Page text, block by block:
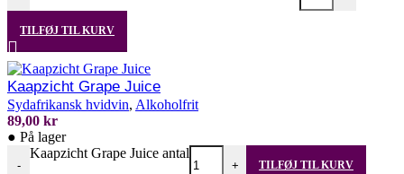
TILFØJ TIL KURV
Tilføj til favoritliste
Kaapzicht Grape Juice
Sydafrikansk hvidvin, Alkoholfrit
89,00 kr
● På lager
-
Kaapzicht Grape Juice antal
+ TILFØJ TIL KURV